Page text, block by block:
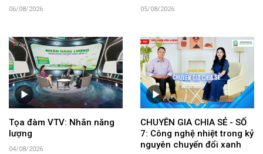
06/08/2026 05/08/2026
Tọa đàm VTV: Nhãn năng
lượng
04/08/2026
CHUYÊN GIA CHIA SẺ - SỐ
7: Công nghệ nhiệt trong kỷ
nguyên chuyển đổi xanh